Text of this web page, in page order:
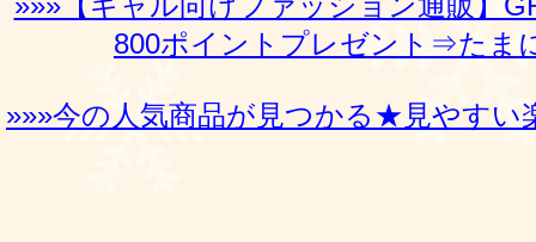
800ポイントプレゼント⇒たま
»»»今の人気商品が見つかる★見やすい